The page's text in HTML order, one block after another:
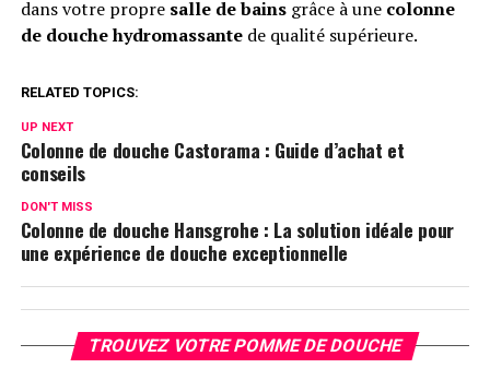
dans votre propre salle de bainsgrâce à une colonne
de douche hydromassantede qualité supérieure.
RELATED TOPICS:
UP NEXT
Colonne de douche Castorama : Guide d’achat et
conseils
DON'T MISS
Colonne de douche Hansgrohe : La solution idéale pour
une expérience de douche exceptionnelle
TROUVEZ VOTRE POMME DE DOUCHE